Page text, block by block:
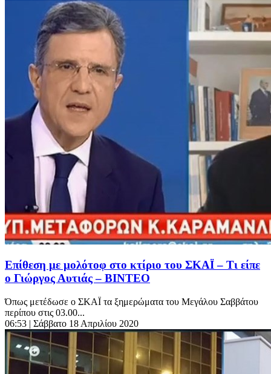
Επίθεση με μολότοφ στο κτίριο του ΣΚΑΪ – Τι είπε
ο Γιώργος Αυτιάς – ΒΙΝΤΕΟ
Όπως μετέδωσε ο ΣΚΑΪ τα ξημερώματα του Μεγάλου Σαββάτου
περίπου στις 03.00...
06:53 | Σάββατο 18 Απριλίου 2020